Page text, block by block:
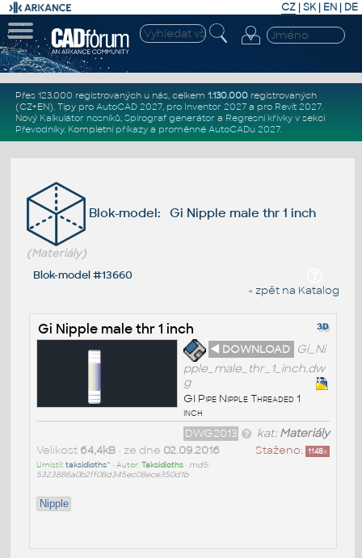
CZ | SK| EN | DE
Přes 123.000 registrovaných u nás, celkem 1.130.000registrovaných
(CZ+EN). Tipy pro AutoCAD 2027, pro Inventor 2027a pro Revit 2027.
Nový Kalkulátor nosníků, Spirograf generátor a Regresní křivkyv sekci
Převodníky. Kompletní příkazya proměnné AutoCADu 2027.
Blok-model: Gi Nipple male thr 1 inch
(Materiály)
Blok-model #13660
« zpět na Katalog
Gi Nipple male thr 1 inch
◄ DOWNLOAD
Gi_Ni
pple_male_thr_1_inch.dw
g
GI Pipe Nipple Threaded 1
inch
kat:Materiály
DWG2013
Staženo: 1148x
Velikost 64,4kB• ze dne 02.09.2016
Umístil:taksidioths^ • Autor:Taksidioths• md5:
5323886a0b2ff08d345ec08ece350d1b
Nipple